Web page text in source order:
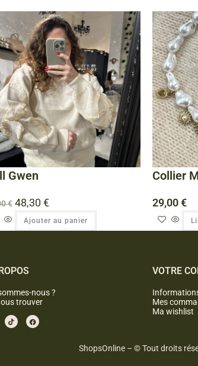
Gwen
€ 48,30 €
Ajouter au panier
Collier
29,00€
nous ?
trouver
VOTRE
Mes
Ma wishlist
ShopsOnline – © Tout droits